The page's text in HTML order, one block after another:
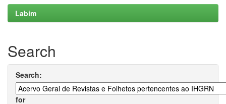
Labim
Search
Search:
for